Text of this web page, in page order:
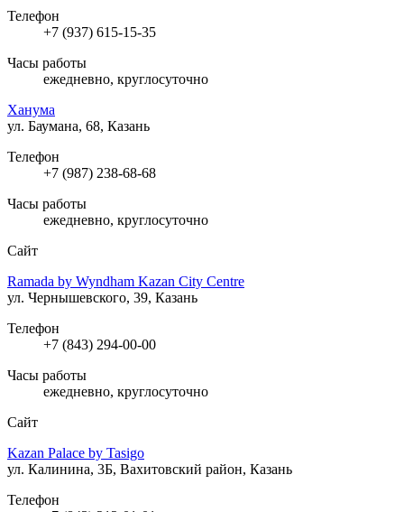
Телефон
+7 (937) 615-15-35
Часы работы
ежедневно, круглосуточно
Ханума
ул. Баумана, 68, Казань
Телефон
+7 (987) 238-68-68
Часы работы
ежедневно, круглосуточно
Сайт
Ramada by Wyndham Kazan City Centre
ул. Чернышевского, 39, Казань
Телефон
+7 (843) 294-00-00
Часы работы
ежедневно, круглосуточно
Сайт
Kazan Palace by Tasigo
ул. Калинина, 3Б, Вахитовский район, Казань
Телефон